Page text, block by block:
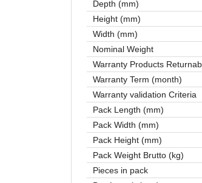
Depth (mm)
Height (mm)
Width (mm)
Nominal Weight
Warranty Products
Warranty Term (month)
Warranty validation Criteria
Pack Length (mm)
Pack Width (mm)
Pack Height (mm)
Pack Weight Brutto (kg)
Pieces in pack